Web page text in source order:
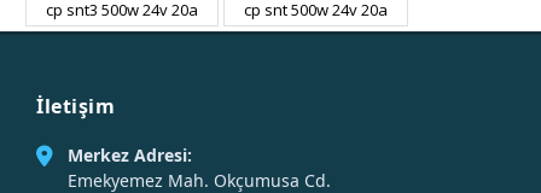
cp snt3 500w 24v 20a
cp snt 500w 24v 20a
İletişim
Merkez Adresi:
Emekyemez Mah. Okçumusa Cd.